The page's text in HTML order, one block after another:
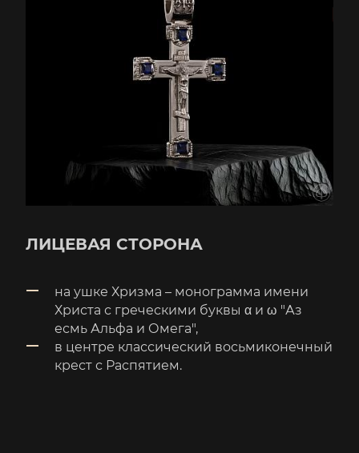
ЛИЦЕВАЯ СТОРОНА
на ушке Хризма – монограмма имени
Христа с греческими буквы α и ω "Аз
есмь Альфа и Омега",
в центре классический восьмиконечный
крест с Распятием.